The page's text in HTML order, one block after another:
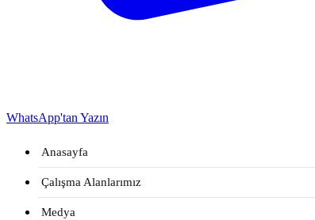
WhatsApp'tan Yazın
Anasayfa
Çalışma Alanlarımız
Medya